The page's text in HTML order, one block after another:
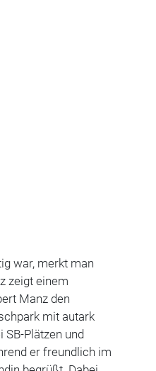
war, merkt man
zeigt einem
Manz den
mit autark
SB-Plätzen und
er freundlich im